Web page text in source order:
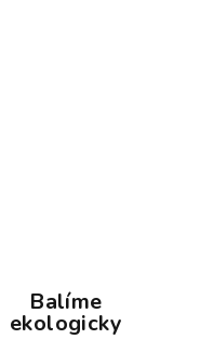
Balíme
ekologicky